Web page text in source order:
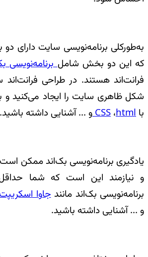
به‌طورکلی برنامه‌نویسی سایت
که این دو بخش شاملبرنامه‌نویسی
فرانت‌اند هستند. در طراحی
شکل ظاهری سایت را ایجاد می‌کنید و
با html، CSSو ... آشنایی داشته باشید.
یادگیری برنامه‌نویسی بک‌اند ممکن
و نیازمند این است که شما
برنامه‌نویسی بک‌اند مانندجاوا
و ... آشنایی داشته باشید.